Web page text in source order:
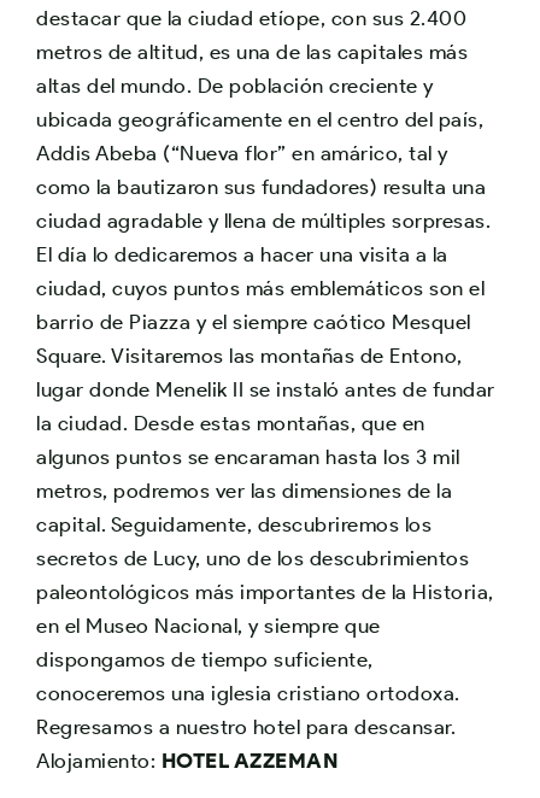
destacar que la ciudad etíope, con sus 2.400
metros de altitud, es una de las capitales más
altas del mundo. De población creciente y
ubicada geográficamente en el centro del país,
Addis Abeba (“Nueva flor” en amárico, tal y
como la bautizaron sus fundadores) resulta una
ciudad agradable y llena de múltiples sorpresas.
El día lo dedicaremos a hacer una visita a la
ciudad, cuyos puntos más emblemáticos son el
barrio de Piazza y el siempre caótico Mesquel
Square. Visitaremos las montañas de Entono,
lugar donde Menelik II se instaló antes de fundar
la ciudad. Desde estas montañas, que en
algunos puntos se encaraman hasta los 3 mil
metros, podremos ver las dimensiones de la
capital. Seguidamente, descubriremos los
secretos de Lucy, uno de los descubrimientos
paleontológicos más importantes de la Historia,
en el Museo Nacional, y siempre que
dispongamos de tiempo suficiente,
conoceremos una iglesia cristiano ortodoxa.
Regresamos a nuestro hotel para descansar.
Alojamiento: HOTEL AZZEMAN